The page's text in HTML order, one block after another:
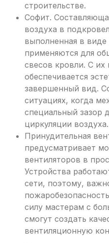
строительстве.
Софит.
воздуха в
выполненная в
применяются для
свесов кровли. С
обеспечивается
завершенный вид.
ситуациях, когда
специальный зазор
циркуляции воздуха.
Принудительная
предусматривает
вентиляторов в
Устройства
сети, поэтому,
силу мастерам с
смогут создать
вентиляционную